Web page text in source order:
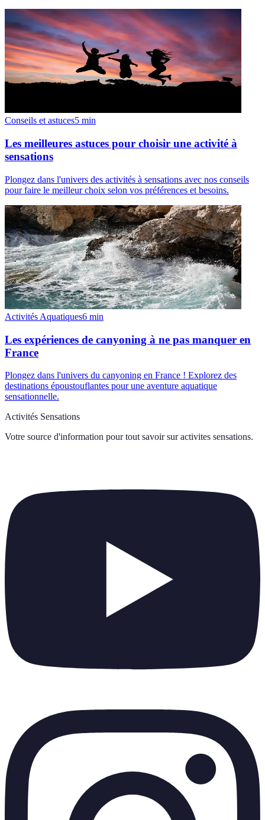
Conseils et astuces5 min
Les meilleures astuces pour choisir une activité à
sensations
Plongez dans l'univers des activités à sensations avec nos conseils
pour faire le meilleur choix selon vos préférences et besoins.
Activités Aquatiques6 min
Les expériences de canyoning à ne pas manquer en
France
Plongez dans l'univers du canyoning en France ! Explorez des
destinations époustouflantes pour une aventure aquatique
sensationnelle.
Activités Sensations
Votre source d'information pour tout savoir sur activites sensations.